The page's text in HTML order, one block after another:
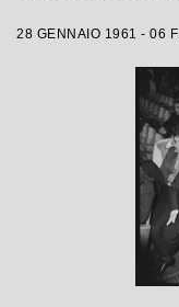
28 GENNAIO 1961 - 06